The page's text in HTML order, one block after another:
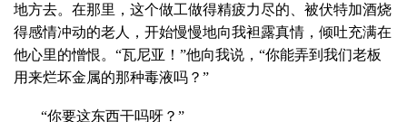
地方去。在那里，这个做工做得精疲力尽的、被伏特加酒烧
得感情冲动的老人，开始慢慢地向我袒露真情，倾吐充满在
他心里的憎恨。“瓦尼亚！”他向我说，“你能弄到我们老板
用来烂坏金属的那种毒液吗？”
“你要这东西干吗呀？”